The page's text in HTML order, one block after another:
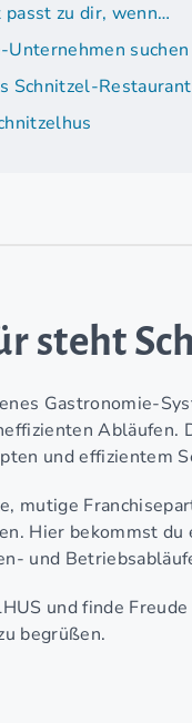
passt zu dir, wenn…
Unternehmen
Schnitzel-
steht
Gastronomie-
und effizientem
mutige
Hier bekommst
und
und finde
begrüßen.